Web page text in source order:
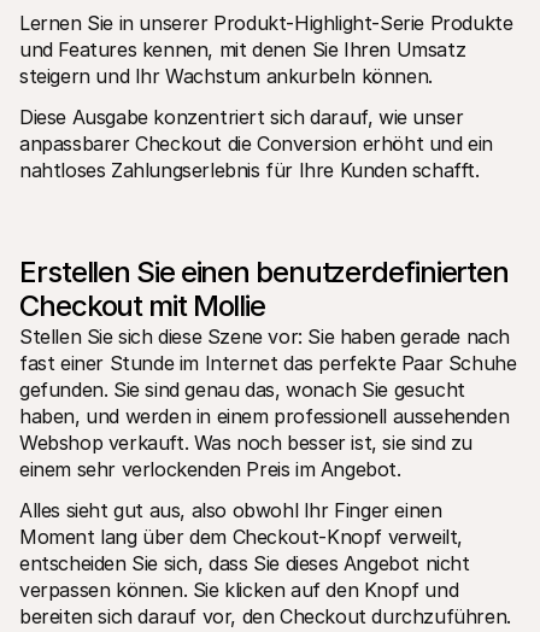
Technische Ressourcen
Integrieren Sie Mollie mit unseren Plug-and-Play-Paketen
Discord community
Werden Sie Teil der Entwickler-Community
Über Mollie
Preise
Sehen Sie sich unsere Preise an
Über uns
Unsere Story und Werte
News
Lesen Sie aktuelle Mollie-
Neuigkeiten
Karriere
Kommen Sie zu uns - wir stellen ein!
Kontakt
Für Endkunden
Warum steht Mollie auf Ihrem Kontoauszug?
Für Mollie-Händler
Kontaktieren Sie unseren Händler-Support
Lernen Sie in unserer Produkt-Highlight-Serie Produkte
und Features kennen, mit denen Sie Ihren Umsatz
steigern und Ihr Wachstum ankurbeln können.
Diese Ausgabe konzentriert sich darauf, wie unser
anpassbarer Checkout die Conversion erhöht und ein
nahtloses Zahlungserlebnis für Ihre Kunden schafft.
Erstellen Sie einen benutzerdefinierten
Checkout mit Mollie
Stellen Sie sich diese Szene vor: Sie haben gerade nach
fast einer Stunde im Internet das perfekte Paar Schuhe
gefunden. Sie sind genau das, wonach Sie gesucht
haben, und werden in einem professionell aussehenden
Webshop verkauft. Was noch besser ist, sie sind zu
einem sehr verlockenden Preis im Angebot.
Alles sieht gut aus, also obwohl Ihr Finger einen
Moment lang über dem Checkout-Knopf verweilt,
entscheiden Sie sich, dass Sie dieses Angebot nicht
verpassen können. Sie klicken auf den Knopf und
bereiten sich darauf vor, den Checkout durchzuführen.